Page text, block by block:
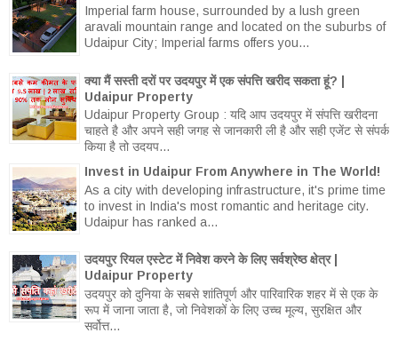
Imperial farm house, surrounded by a lush green
aravali mountain range and located on the suburbs of
Udaipur City; Imperial farms offers you...
क्या मैं सस्ती दरों पर उदयपुर में एक संपत्ति खरीद सकता हूं? |
Udaipur Property
Udaipur Property Group : यदि आप उदयपुर में संपत्ति खरीदना
चाहते है और अपने सही जगह से जानकारी ली है और सही एजेंट से संपर्क
किया है तो उदयप...
Invest in Udaipur From Anywhere in The World!
As a city with developing infrastructure, it's prime time
to invest in India's most romantic and heritage city.
Udaipur has ranked a...
उदयपुर रियल एस्टेट में निवेश करने के लिए सर्वश्रेष्ठ क्षेत्र |
Udaipur Property
उदयपुर को दुनिया के सबसे शांतिपूर्ण और पारिवारिक शहर में से एक के
रूप में जाना जाता है, जो निवेशकों के लिए उच्च मूल्य, सुरक्षित और
सर्वोत्त...